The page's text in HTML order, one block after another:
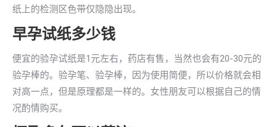
纸上的检测区色带仅隐隐出现。
早孕试纸多少钱
便宜的验孕试纸是1元左右，药店有售，当然也会有20-30元的
验孕棒的。验孕笔、验孕棒，因为使用简便，所以价格就会相
对高一点，但是原理都是一样的。女性朋友可以根据自己的情
况酌情购买。